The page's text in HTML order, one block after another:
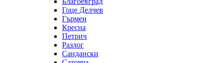
Гоце Делчев
Гърмен
Кресна
Петрич
Разлог
Сандански